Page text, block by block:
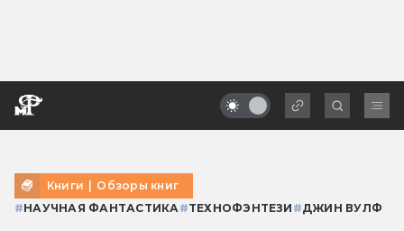
Книги | Обзоры книг
#НАУЧНАЯ ФАНТАСТИКА #ТЕХНОФЭНТЕЗИ #ДЖИН ВУЛФ